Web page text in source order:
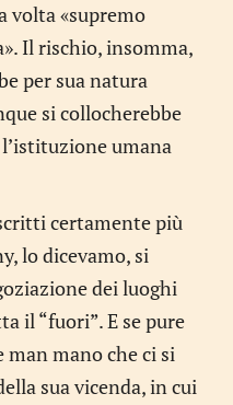
volta «supremo
Il rischio, insomma,
per sua natura
si collocherebbe
umana
certamente più
lo dicevamo, si
dei luoghi
il “fuori”. E se pure
mano che ci si
sua vicenda, in cui